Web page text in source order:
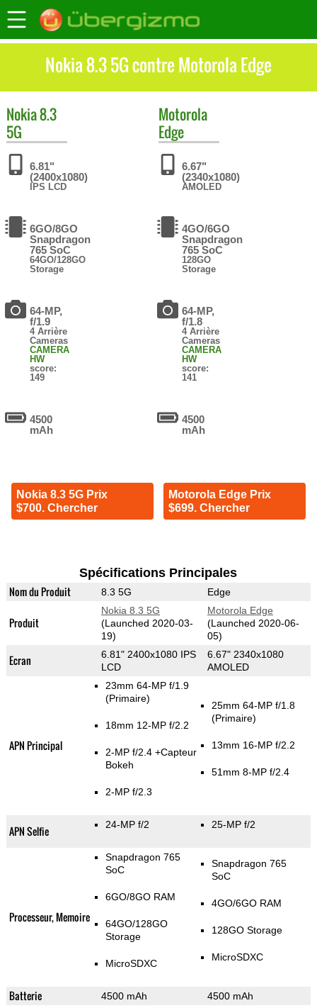
Nokia 8.3 5G contre Motorola Edge
Nokia8.3
5G
6.81"
(2400x1080)
IPS LCD
6GO/8GO
Snapdragon
765 SoC
64GO/128GO
Storage
64-MP,
f/1.9
4 Arrière
Cameras
CAMERA
HW
score:
149
4500
mAh
Nokia 8.3 5G Prix
$700. Chercher
Motorola
Edge
6.67"
(2340x1080)
AMOLED
4GO/6GO
Snapdragon
765 SoC
128GO
Storage
64-MP,
f/1.8
4 Arrière
Cameras
CAMERA
HW
score:
141
4500
mAh
Motorola Edge Prix
$699. Chercher
Spécifications Principales
Nom du Produit 8.3 5G Edge
Produit
Nokia 8.3 5G
(Launched 2020-03-
19)
Motorola Edge
(Launched 2020-06-
05)
Ecran
6.81" 2400x1080 IPS
LCD
6.67" 2340x1080
AMOLED
APN Principal
23mm 64-MP f/1.9
(Primaire)
18mm 12-MP f/2.2
2-MP f/2.4 +Capteur
Bokeh
2-MP f/2.3
25mm 64-MP f/1.8
(Primaire)
13mm 16-MP f/2.2
51mm 8-MP f/2.4
APN Selfie 24-MP f/2 25-MP f/2
Processeur, Memoire
Snapdragon 765
SoC
6GO/8GO RAM
64GO/128GO
Storage
MicroSDXC
Snapdragon 765
SoC
4GO/6GO RAM
128GO Storage
MicroSDXC
Batterie 4500 mAh 4500 mAh